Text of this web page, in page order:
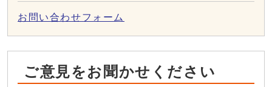
お問い合わせフォーム
ご意見をお聞かせください